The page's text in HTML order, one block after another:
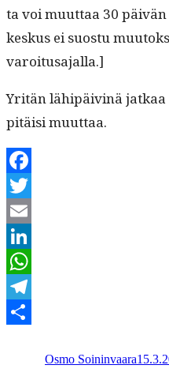
ta voi muut­taa 30
keskus ei suos­tu
varoitusajalla.]
Yritän lähipäiv­inä jatkaa
pitäisi muuttaa.
Facebook
Twitter
Email
LinkedIn
WhatsApp
Telegram
Osmo Soininvaara